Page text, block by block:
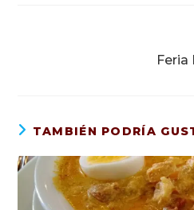
Feria
TAMBIÉN PODRÍA